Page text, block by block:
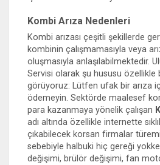
Kombi Arıza Nedenleri
Kombi arızası çeşitli şekillerde
kombinin çalışmamasıyla veya
oluşmasıyla anlaşılabilmektedir.
Servisi olarak şu hususu
görüyoruz: Lütfen ufak bir arıza
ödemeyin. Sektörde maalesef
para kazanmaya yönelik çalışan
adı altında özellikle internette
çıkabilecek korsan firmalar
sebebiyle halbuki hiç gereği
değişimi, brülör değişimi, fan